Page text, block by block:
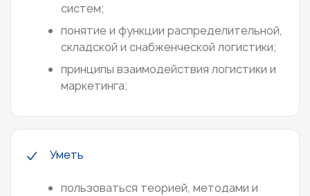
систем;
понятие и функции распределительной,
складской и снабженческой логистики;
принципы взаимодействия логистики и
маркетинга;
Уметь
пользоваться теорией, методами и